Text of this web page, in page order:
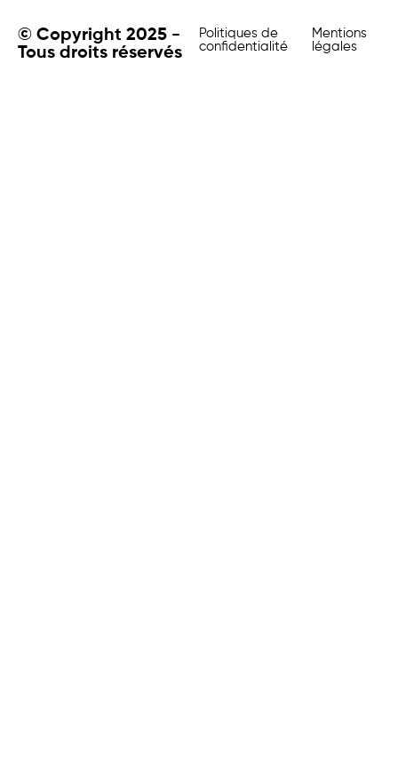
© Copyright 2025 -
Tous droits réservés
Mentions
légales
Politiques de
confidentialité